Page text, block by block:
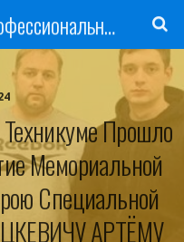
Государственное профессиональное образовательное учреждение
Прошло
Мемориальной
Специальной
АРТЁМУ